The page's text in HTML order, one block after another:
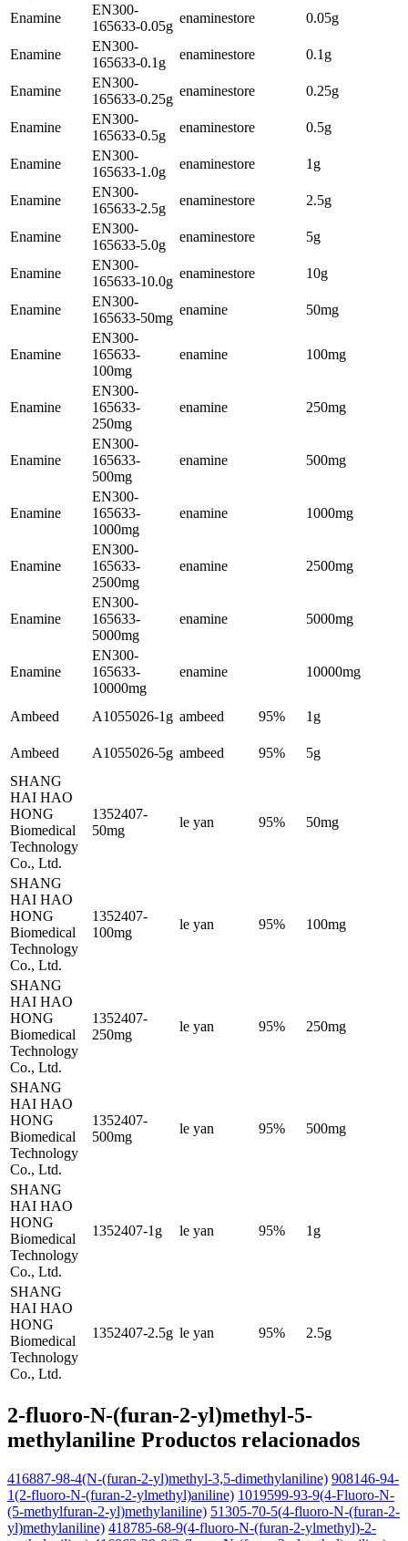
Enamine
EN300-
165633-0.05g
enaminestore 0.05g
Enamine
EN300-
165633-0.1g
enaminestore 0.1g
Enamine
EN300-
165633-0.25g
enaminestore 0.25g
Enamine
EN300-
165633-0.5g
enaminestore 0.5g
Enamine
EN300-
165633-1.0g
enaminestore 1g
Enamine
EN300-
165633-2.5g
enaminestore 2.5g
Enamine
EN300-
165633-5.0g
enaminestore 5g
Enamine
EN300-
165633-10.0g
enaminestore 10g
Enamine
EN300-
165633-50mg
enamine 50mg
Enamine
EN300-
165633-
100mg
enamine 100mg
Enamine
EN300-
165633-
250mg
enamine 250mg
Enamine
EN300-
165633-
500mg
enamine 500mg
Enamine
EN300-
165633-
1000mg
enamine 1000mg
Enamine
EN300-
165633-
2500mg
enamine 2500mg
Enamine
EN300-
165633-
5000mg
enamine 5000mg
Enamine
EN300-
165633-
10000mg
enamine 10000mg
Ambeed A1055026-1g ambeed 95% 1g
Ambeed A1055026-5g ambeed 95%
5g
SHANG
HAI HAO
HONG
Biomedical
Technology
Co., Ltd.
1352407-
50mg
le yan 95% 50mg
SHANG
HAI HAO
HONG
Biomedical
Technology
Co., Ltd.
1352407-
100mg
le yan 95% 100mg
SHANG
HAI HAO
HONG
Biomedical
Technology
Co., Ltd.
1352407-
250mg
le yan 95% 250mg
SHANG
HAI HAO
HONG
Biomedical
Technology
Co., Ltd.
1352407-
500mg
le yan 95% 500mg
SHANG
HAI HAO
HONG
Biomedical
Technology
Co., Ltd.
1352407-1g le yan 95% 1g
SHANG
HAI HAO
HONG
Biomedical
Technology
Co., Ltd.
1352407-2.5g le yan 95% 2.5g
2-fluoro-N-(furan-2-yl)methyl-5-
methylaniline Productos relacionados
416887-98-4(N-(furan-2-yl)methyl-3,5-dimethylaniline) 908146-94-
1(2-fluoro-N-(furan-2-ylmethyl)aniline) 1019599-93-9(4-Fluoro-N-
(5-methylfuran-2-yl)methylaniline) 51305-70-5(4-fluoro-N-(furan-2-
yl)methylaniline) 418785-68-9(4-fluoro-N-(furan-2-ylmethyl)-2-